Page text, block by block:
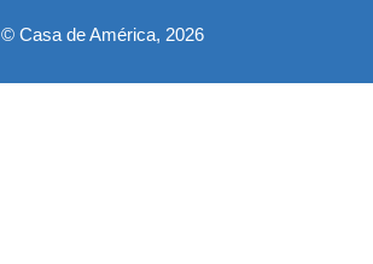
© Casa de América, 2026